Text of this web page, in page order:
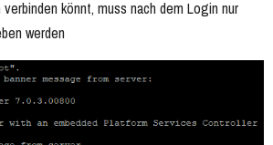
könnt, muss nach dem Login nur
werden